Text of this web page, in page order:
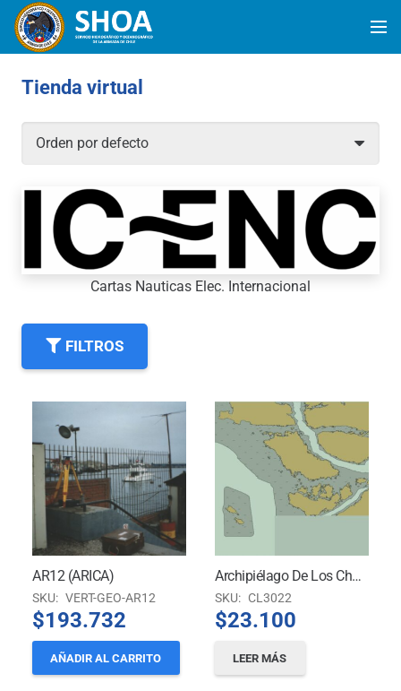
Tienda virtual
Cartas Nauticas Elec. Internacional
FILTROS
AR12 (ARICA)
SKU: VERT-GEO-AR12
$193.732
AÑADIR AL CARRITO
Archipiélago De Los Chonos, Canales Oceánicos
SKU: CL3022
$23.100
LEER MÁS